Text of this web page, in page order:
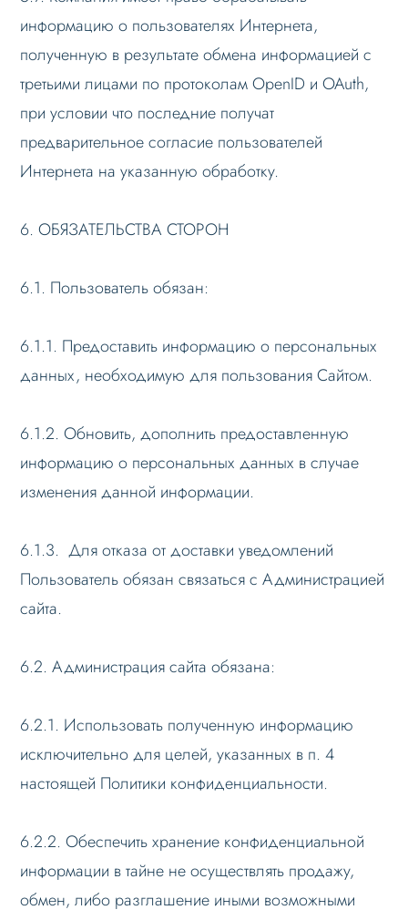
информацию о пользователях Интернета,
полученную в результате обмена информацией с
третьими лицами по протоколам OpenID и OAuth,
при условии что последние получат
предварительное согласие пользователей
Интернета на указанную обработку.
6. ОБЯЗАТЕЛЬСТВА СТОРОН
6.1. Пользователь обязан:
6.1.1. Предоставить информацию о персональных
данных, необходимую для пользования Сайтом.
6.1.2. Обновить, дополнить предоставленную
информацию о персональных данных в случае
изменения данной информации.
6.1.3. Для отказа от доставки уведомлений
Пользователь обязан связаться с Администрацией
сайта.
6.2. Администрация сайта обязана:
6.2.1. Использовать полученную информацию
исключительно для целей, указанных в п. 4
настоящей Политики конфиденциальности.
6.2.2. Обеспечить хранение конфиденциальной
информации в тайне не осуществлять продажу,
обмен, либо разглашение иными возможными